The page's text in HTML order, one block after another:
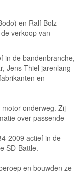
en Ralf Bolz
verkoop van
in de bandenbranche,
Jens Thiel jarenlang
en -
onderweg. Zij
over passende
2009 actief in de
SD-Battle.
en bouwden ze